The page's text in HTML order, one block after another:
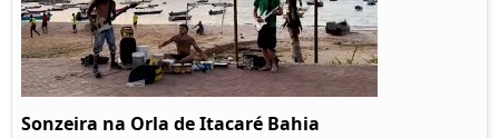
Sonzeira na Orla de Itacaré Bahia